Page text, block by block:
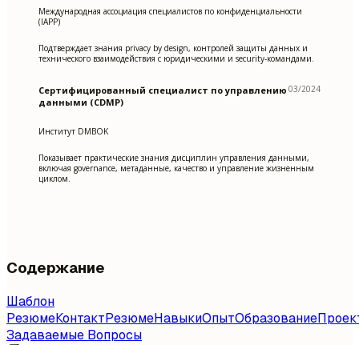
Международная ассоциация специалистов по конфиденциальности
(IAPP)
Подтверждает знания privacy by design, контролей защиты данных и
технического взаимодействия с юридическими и security-командами.
Сертифицированный специалист по управлению
данными (CDMP)
03/2024
Институт DMBOK
Показывает практические знания дисциплин управления данными,
включая governance, метаданные, качество и управление жизненным
циклом.
Содержание
Шаблон
РезюмеКонтактРезюмеНавыкиОпытОбразование
Задаваемые Вопросы